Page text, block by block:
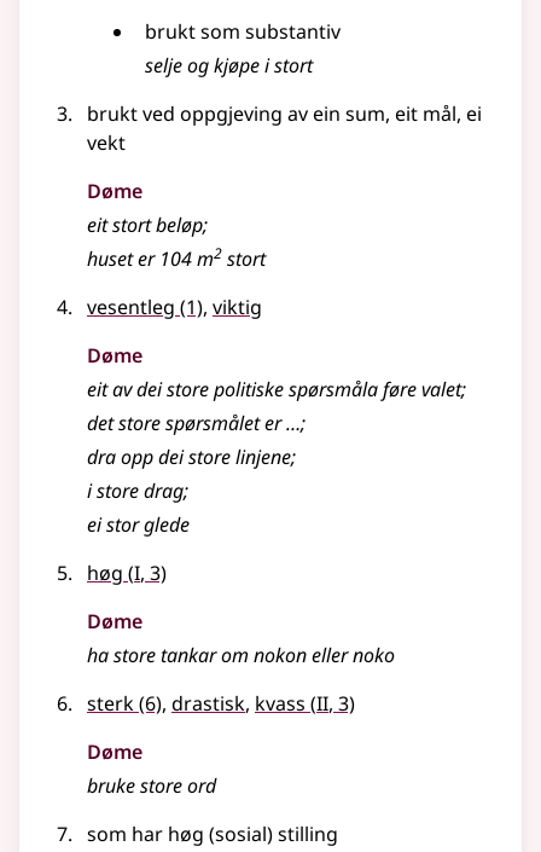
brukt som substantiv
selje og kjøpe i stort
brukt ved oppgjeving av ein sum, eit mål, ei
vekt
Døme
eitstortbeløp;
huset er 104 m2 stort
vesentleg (1), viktig
Døme
eit av dei store politiske spørsmåla føre valet;
det store spørsmålet er …;
dra opp dei store linjene;
i store drag;
ei stor glede
høg (1
I, 3)
Døme
ha store tankar om nokon eller noko
sterk(6), drastisk, kvass (2
II, 3)
Døme
bruke store ord
som har høg (sosial) stilling